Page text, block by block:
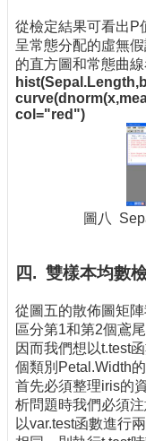
從檢定結果可看出P
呈常態分配的虛無
的直方圖和常態曲
col="red")
圖八
四. 雙樣本均數
從圖五的散佈圖矩
區分第1和第2個鳶
因而我們想以t.test
個類別Petal.Width
首先必須整理iris的
析問題時我們必須
以var.test函數進行